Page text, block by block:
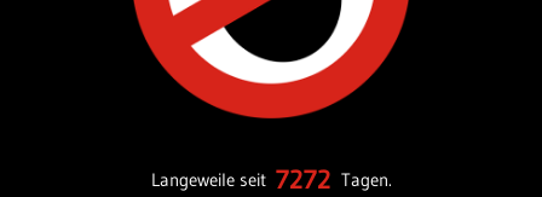
Langeweile seit 7272 Tagen.